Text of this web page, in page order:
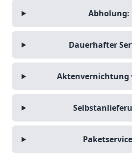
Abholung:
Dauerhafter
Aktenvernichtung